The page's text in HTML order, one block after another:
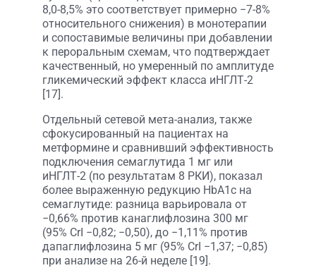
8,0-8,5% это соответствует примерно −7-8%
относительного снижения) в монотерапии
и сопоставимые величины при добавлении
к пероральным схемам, что подтверждает
качественный, но умеренный по амплитуде
гликемический эффект класса иНГЛТ-2
[17].
Отдельный сетевой мета-анализ, также
сфокусированный на пациентах на
метформине и сравнивший эффективность
подключения семаглутида 1 мг или
иНГЛТ-2 (по результатам 8 РКИ), показал
более выраженную редукцию HbA1c на
семаглутиде: разница варьировала от
−0,66% против канаглифлозина 300 мг
(95% CrI −0,82; −0,50), до −1,11% против
дапаглифлозина 5 мг (95% CrI −1,37; −0,85)
при анализе на 26-й неделе [19].